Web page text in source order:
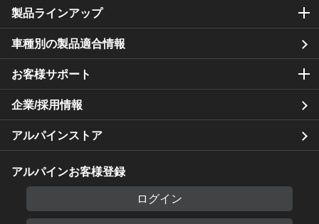
製品ラインアップ
車種別の製品適合情報
お客様サポート
企業/採用情報
アルパインストア
アルパインお客様登録
ログイン